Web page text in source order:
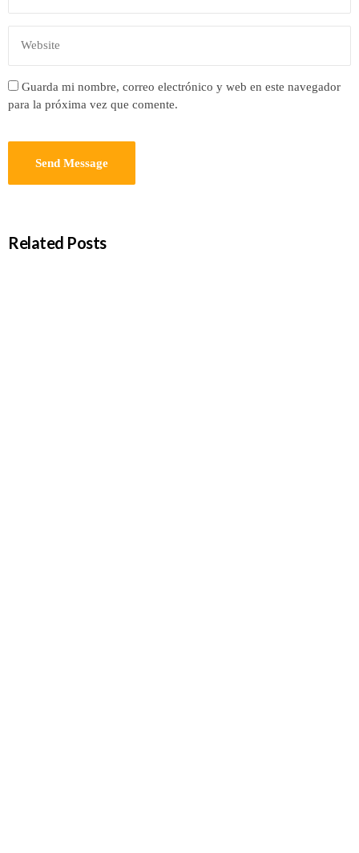
Guarda mi nombre, correo electrónico y web en este navegador
para la próxima vez que comente.
Related Posts